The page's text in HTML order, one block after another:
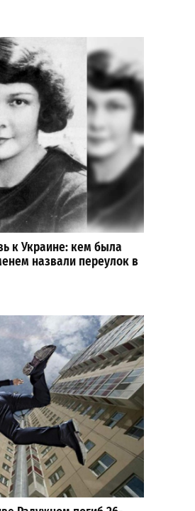
к Украине: кем была
назвали переулок в